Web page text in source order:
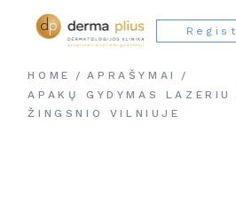
HOME
APRAŠYMAI
APAKŲ GYDYMAS
ŽINGSNIO VILNIUJE